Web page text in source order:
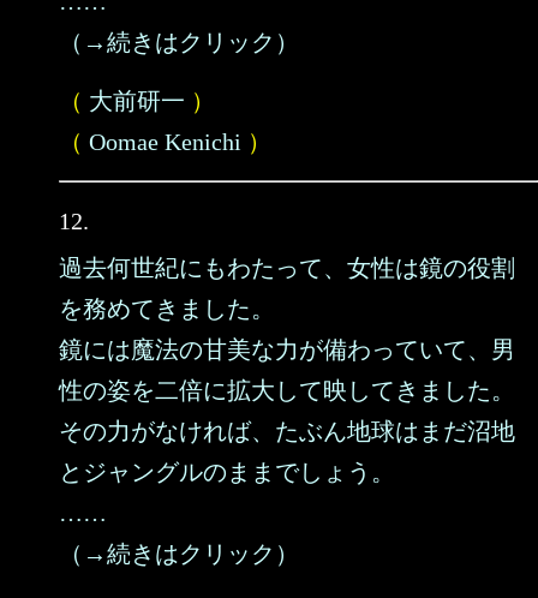
（→続きはクリック）
（ 大前研一 ）
（ Oomae Kenichi ）
12.
過去何世紀にもわたって、女性は鏡の役割
を務めてきました。
鏡には魔法の甘美な力が備わっていて、男
性の姿を二倍に拡大して映してきました。
その力がなければ、たぶん地球はまだ沼地
とジャングルのままでしょう。
……
（→続きはクリック）